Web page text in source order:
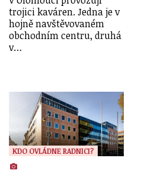
trojici kaváren. Jedna je v
hojně navštěvovaném
obchodním centru, druhá
v…
KDO OVLÁDNE RADNICI?